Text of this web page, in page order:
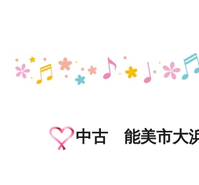
中古 能美市大